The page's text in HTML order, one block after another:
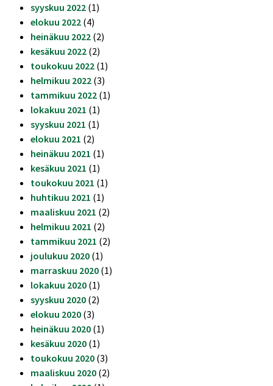
syyskuu 2022 (1)
elokuu 2022 (4)
heinäkuu 2022 (2)
kesäkuu 2022 (2)
toukokuu 2022 (1)
helmikuu 2022 (3)
tammikuu 2022 (1)
lokakuu 2021 (1)
syyskuu 2021 (1)
elokuu 2021 (2)
heinäkuu 2021 (1)
kesäkuu 2021 (1)
toukokuu 2021 (1)
huhtikuu 2021 (1)
maaliskuu 2021 (2)
helmikuu 2021 (2)
tammikuu 2021 (2)
joulukuu 2020 (1)
marraskuu 2020 (1)
lokakuu 2020 (1)
syyskuu 2020 (2)
elokuu 2020 (3)
heinäkuu 2020 (1)
kesäkuu 2020 (1)
toukokuu 2020 (3)
maaliskuu 2020 (2)